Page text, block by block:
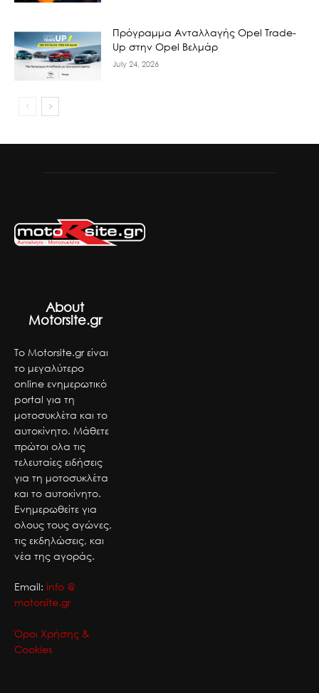
Πρόγραμμα Ανταλλαγής Opel Trade-
Up στην Opel Βελμάρ
July 24, 2026
About
Motorsite.gr
Το Motorsite.gr είναι
το μεγαλύτερο
online ενημερωτικό
portal για τη
μοτοσυκλέτα και το
αυτοκίνητο. Μάθετε
πρώτοι ολα τις
τελευταίες ειδήσεις
για τη μοτοσυκλέτα
και το αυτοκίνητο.
Ενημερωθείτε για
ολους τους αγώνες,
τις εκδηλώσεις, και
νέα της αγοράς.
Email: info @
motorsite.gr
Όροι Χρήσης &
Cookies